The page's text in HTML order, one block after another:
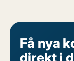
Få nya
direkt i